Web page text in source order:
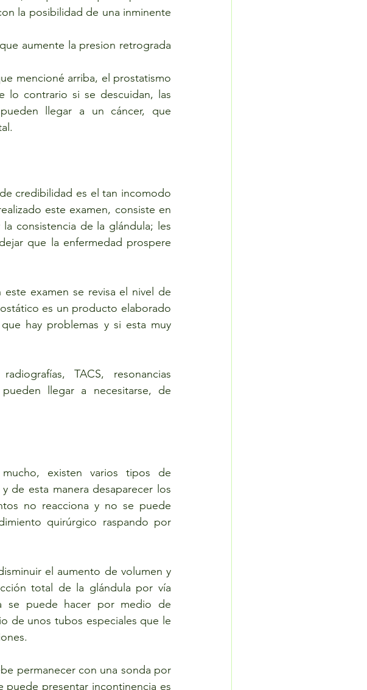
la posibilidad de una inminente
aumente la presion retrograda
mencioné arriba, el prostatismo
lo contrario si se descuidan, las
pueden llegar a un cáncer, que
credibilidad es el tan incomodo
este examen, consiste en
consistencia de la glándula; les
que la enfermedad prospere
examen se revisa el nivel de
es un producto elaborado
hay problemas y si esta muy
TACS, resonancias
llegar a necesitarse, de
existen varios tipos de
de esta manera desaparecer los
no reacciona y no se puede
quirúrgico raspando por
el aumento de volumen y
total de la glándula por vía
se puede hacer por medio de
de unos tubos especiales que le
permanecer con una sonda por
puede presentar incontinencia es